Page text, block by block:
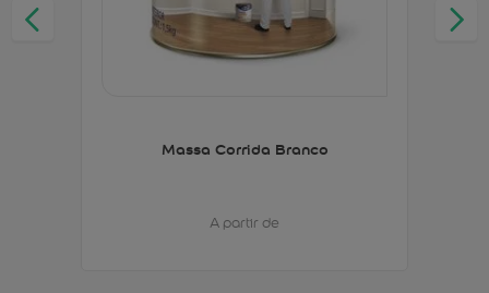
Massa Corrida Branco
A partir de